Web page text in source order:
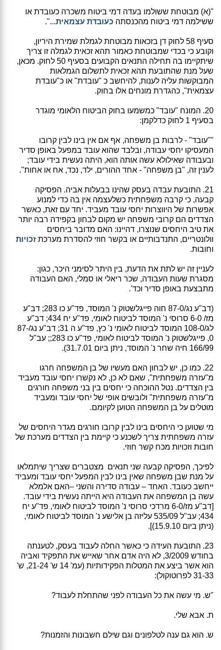
"(א) מבוטחת ששולמו בעדה דמי ביטוח משכרה כעובדת או
ששילמה דמי ביטוח מהכנסתה כעובדת עצמאית...".
סעיף 58 לחוק דן בזכאות מבוטחת לגמלת שמירת היריון,
וקובע כי בכדי שמבוטחת כאמור תהא זכאית לגמלה זו צריך
שיתקיימו בה תחילה התנאים הקבועים בסעיף 50 לחוק. מכאן,
שעל מנת שהתובעת תהא זכאית לתשלום הגמלאות
המבוקשות עליה לענות, להיחשב כ "עובדת" או כ"עובדת
עצמאית", כהגדרת מונחים אלו בחוק.
20. המונח "עובד" כמשמעו בחוק הביטוח הלאומי מוגדר
בסעיף 1 לחוק כדלקמן:
""עובד" - לרבות בן משפחה, אף אם אין בינו לבין קרובו
המעסיקו יחסי עבודה, ובלבד שהוא עובד במפעל באופן סדיר
ובעבודה שאילולא עשה אותה הוא, היתה נעשית בידי עובד;
לענין זה, "בן משפחה" - אחד ההורים, ילד, נכד, אח או אחות".
21. התובעת עבדה בעסק שהינו בבעלות אביה. הפסיקה
קבעה, כי קרבה משפחתית כשלעצמה אין בה כדי למנוע
אפשרות של היווצרות יחסי עובד מעביד. יחד עם זאת, כאשר
הצדדים הם קרובי משפחה יש מקום לבחון בקפידה רבה יותר
את טיב היחסים שנוצרו, דהיינו: האם מדובר ביחסים
וולונטריים, התנדבותיים או בקשר חוזי להסדרת מערכת זכויות
וחובות.
לעניין זה יש לתת את הדעת, בין היתר לסימני היכר, כגון:
מסגרת שעות העבודה, שכר ריאלי או סמלי, האם העבודה
מתבצעת באופן סדיר וכד'.
(דב"ע נג/87-0 חוה פייגלשטוק נ' המוסד, פד"ע כו 283; דב"ע
מז/ 6-0 סרוסי נ' המוסד לביטוח לאומי, פד"ע יח 434; דב"ע
לג/108-0 המוסד לביטוח לאומי נ' כץ, פד"ע ה 31; דב"ע נג/87-
0, פייגלשטוק נ' המוסד לביטוח לאומי, פד"ע כו 283;; עב"ל
166/99 חיה שחר נ' המוסד, ניתן ביום 31.7.01).
22. כמו כן, יש לבחון האם מעשיו של בן המשפחה חרגו
מ"עזרה משפחתית", שאם לא כן, לא נקשרו יחסי עובד מעביד
בין הצדדים. נטל ההוכחה כי יחסים בין בני משפחה חורגים
מ"עזרה משפחתית" ולובשים אופי של יחסי עובד ומעביד
מוטלים על בן המשפחה הטוען לקיומם.
מי שטוען כי היחסים בינו לבין קרובו חורגים מגדר היחסים של
עזרה משפחתית צריך לשכנע כי קיימת בין הצדדים מערכת של
חובות וזכויות מכח קשר חוזי.
לפיכך, הפסיקה קבעה שני תנאים מצטברים שצריך שיתמלאו
על מנת שבן משפחה שאין בינו לבין המפעל יחסי עובד ומעביד
ייחשב כעובד. האחד – עבודה סדירה והשני –האם אלמלא
עשה בן המשפחה את העבודה היא הייתה נעשית בידי עובד.
[דב"ע מז/6-0 מרדכי סרוסי נ' המוסד לביטוח לאומי, פד"ע יח
434; עב"ל 535/09 עליזה בן אלישע נ' המוסד לביטוח לאומי,
(ניתן ביום 15.9.10)].
23. התובעת העידה כי כאשר החלה לעבוד בעסק, לטענתה
בחודש 3/2009, לא היה אדם אחר שאייש את התפקיד ואביה
הוא אשר ביצע את המטלות הפקידותיות (עמ' 14 ש' 21-24, ש'
31-33 לפרוטוקול):
"ש. מי עשה את כל העבודה לפני שהתחלת לעבוד?
ת. אבא שלי.
ש. הוא גם ענה לטלפונים וגם שילם חשבונות והזמנות?